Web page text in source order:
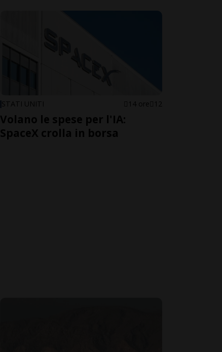
STATI UNITI 14 ore 12
Volano le spese per l'IA:
SpaceX crolla in borsa